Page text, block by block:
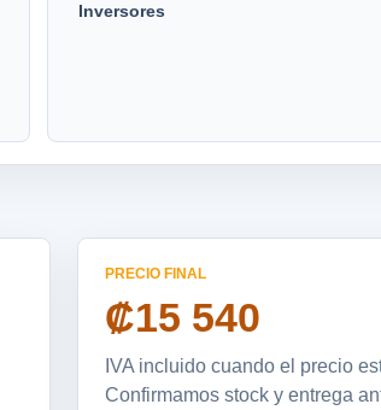
Inversores
PRECIO FINAL
₡15 540
IVA incluido cuando el precio
Confirmamos stock y entrega